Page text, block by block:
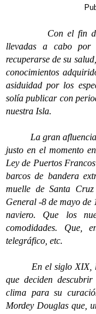
Con el fin de
llevadas a cabo
recuperarse de su
conocimientos
asiduidad por los
solía publicar con
nuestra Isla.
La gran afluencia
justo en el momento
Ley de Puertos
barcos de bandera
muelle de Santa
General -8 de mayo
naviero. Que los
comodidades. Que,
telegráfico, etc.
En el siglo XIX, los
que deciden
clima para su
Mordey Douglas que,